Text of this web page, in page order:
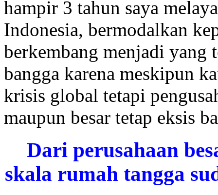
hampir 3 tahun saya
Indonesia, bermodalkan
berkembang menjadi yang
bangga karena meskipun
krisis global tetapi
maupun besar tetap eksis
Dari perusahaan
skala rumah tangga